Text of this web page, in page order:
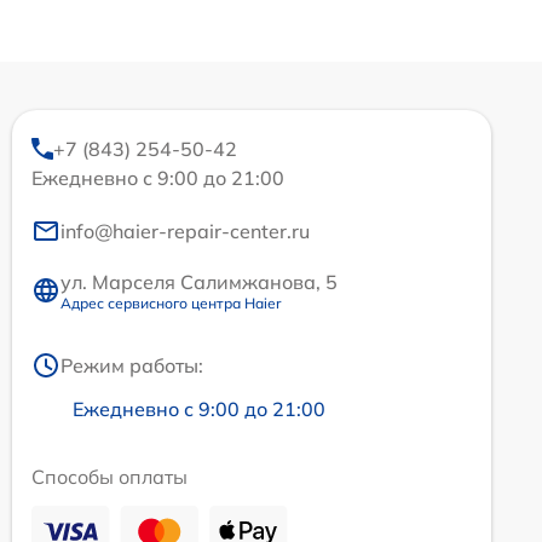
+7 (843) 254-50-42
Ежедневно с 9:00 до 21:00
info@haier-repair-center.ru
ул. Марселя Салимжанова, 5
Адрес сервисного центра Haier
Режим работы:
Ежедневно с 9:00 до 21:00
Способы оплаты